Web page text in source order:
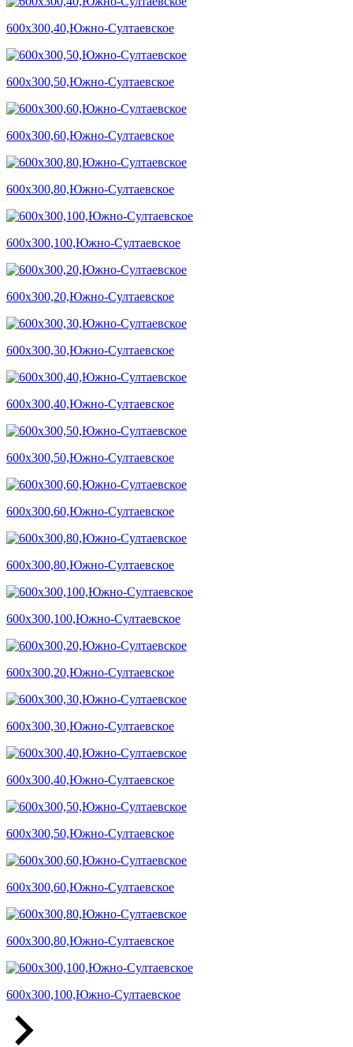
600х300,40,Южно-Султаевское
600х300,50,Южно-Султаевское
600х300,60,Южно-Султаевское
600х300,80,Южно-Султаевское
600х300,100,Южно-Султаевское
600х300,20,Южно-Султаевское
600х300,30,Южно-Султаевское
600х300,40,Южно-Султаевское
600х300,50,Южно-Султаевское
600х300,60,Южно-Султаевское
600х300,80,Южно-Султаевское
600х300,100,Южно-Султаевское
600х300,20,Южно-Султаевское
600х300,30,Южно-Султаевское
600х300,40,Южно-Султаевское
600х300,50,Южно-Султаевское
600х300,60,Южно-Султаевское
600х300,80,Южно-Султаевское
600х300,100,Южно-Султаевское